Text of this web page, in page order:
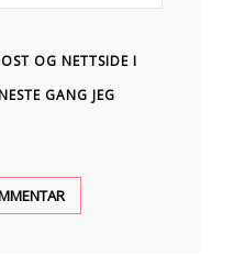
OG NETTSIDE I
GANG JEG